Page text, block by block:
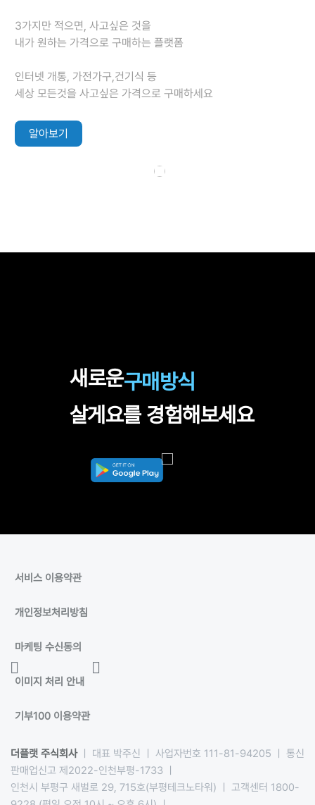
3가지만 적으면, 사고싶은 것을
내가 원하는 가격으로 구매하는 플랫폼
인터넷 개통, 가전가구,건기식 등
세상 모든것을 사고싶은 가격으로 구매하세요
알아보기
새로운구매방식
살게요를 경험해보세요
서비스 이용약관
개인정보처리방침
마케팅 수신동의
이미지 처리 안내
기부100 이용약관
더플랫 주식회사ㅣ 대표 박주신 ㅣ 사업자번호 111-81-94205 ㅣ 통신
판매업신고 제2022-인천부평-1733 ㅣ
인천시 부평구 새벌로 29, 715호(부평테크노타워) ㅣ 고객센터 1800-